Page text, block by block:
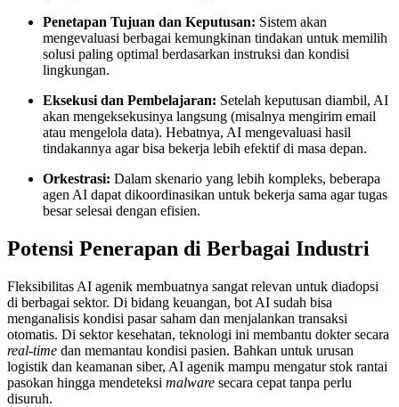
Penetapan Tujuan dan Keputusan: Sistem akan
mengevaluasi berbagai kemungkinan tindakan untuk memilih
solusi paling optimal berdasarkan instruksi dan kondisi
lingkungan.
Eksekusi dan Pembelajaran: Setelah keputusan diambil, AI
akan mengeksekusinya langsung (misalnya mengirim email
atau mengelola data). Hebatnya, AI mengevaluasi hasil
tindakannya agar bisa bekerja lebih efektif di masa depan.
Orkestrasi: Dalam skenario yang lebih kompleks, beberapa
agen AI dapat dikoordinasikan untuk bekerja sama agar tugas
besar selesai dengan efisien.
Potensi Penerapan di Berbagai Industri
Fleksibilitas AI agenik membuatnya sangat relevan untuk diadopsi
di berbagai sektor. Di bidang keuangan, bot AI sudah bisa
menganalisis kondisi pasar saham dan menjalankan transaksi
otomatis. Di sektor kesehatan, teknologi ini membantu dokter secara
real-time dan memantau kondisi pasien. Bahkan untuk urusan
logistik dan keamanan siber, AI agenik mampu mengatur stok rantai
pasokan hingga mendeteksi malware secara cepat tanpa perlu
disuruh.